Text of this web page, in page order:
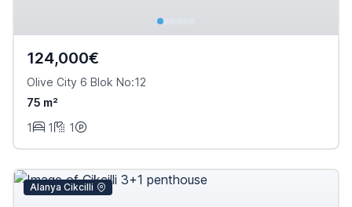
124,000€
Olive City 6 Blok No:12
75 m²
1
1 1
Alanya Cikcilli